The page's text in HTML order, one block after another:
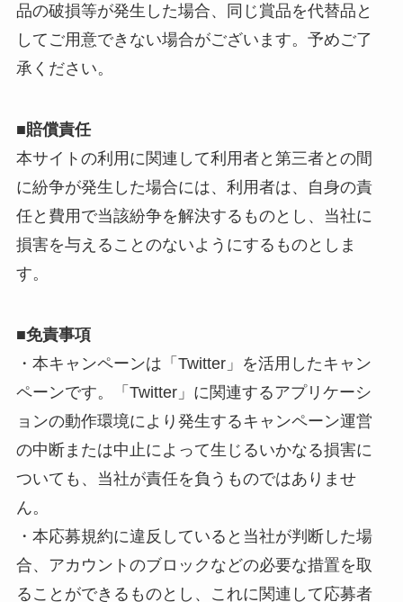
品の破損等が発生した場合、同じ賞品を代替品と
してご用意できない場合がございます。予めご了
承ください。
■賠償責任
本サイトの利用に関連して利用者と第三者との間
に紛争が発生した場合には、利用者は、自身の責
任と費用で当該紛争を解決するものとし、当社に
損害を与えることのないようにするものとしま
す。
■免責事項
・本キャンペーンは「Twitter」を活用したキャン
ペーンです。「Twitter」に関連するアプリケーシ
ョンの動作環境により発生するキャンペーン運営
の中断または中止によって生じるいかなる損害に
ついても、当社が責任を負うものではありませ
ん。
・本応募規約に違反していると当社が判断した場
合、アカウントのブロックなどの必要な措置を取
ることができるものとし、これに関連して応募者